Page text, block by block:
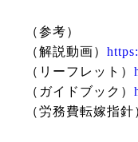
（参考）
（解説動画）
（リーフレット）
（ガイドブック）
（労務費転嫁指針